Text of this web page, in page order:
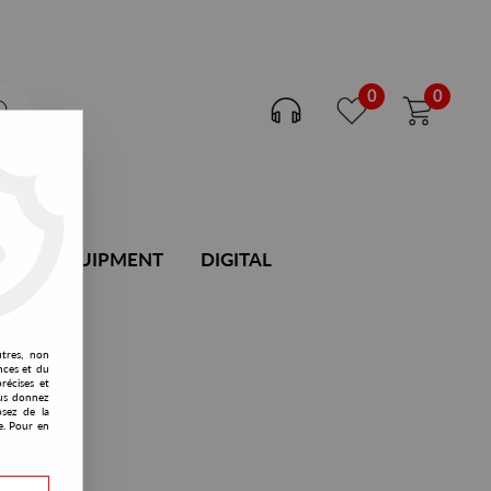
0 0
DJ EQUIPMENT DIGITAL
non
et du
et
donnez
de la
Pour en